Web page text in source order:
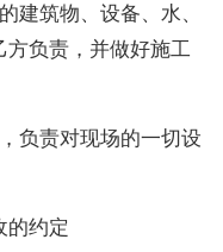
筑物、设备、水、
方负责，并做好施工
责对现场的一切设
约定